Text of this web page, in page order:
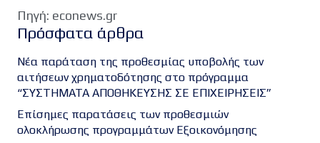
Πρόσφατα άρθρα
Νέα παράταση της προθεσμίας υποβολής των
αιτήσεων χρηματοδότησης στο πρόγραμμα
“ΣΥΣΤΗΜΑΤΑ ΑΠΟΘΗΚΕΥΣΗΣ ΣΕ ΕΠΙΧΕΙΡΗΣΕΙΣ”
Επίσημες παρατάσεις των προθεσμιών
ολοκλήρωσης προγραμμάτων Εξοικονόμησης
Πηγή: econews.gr